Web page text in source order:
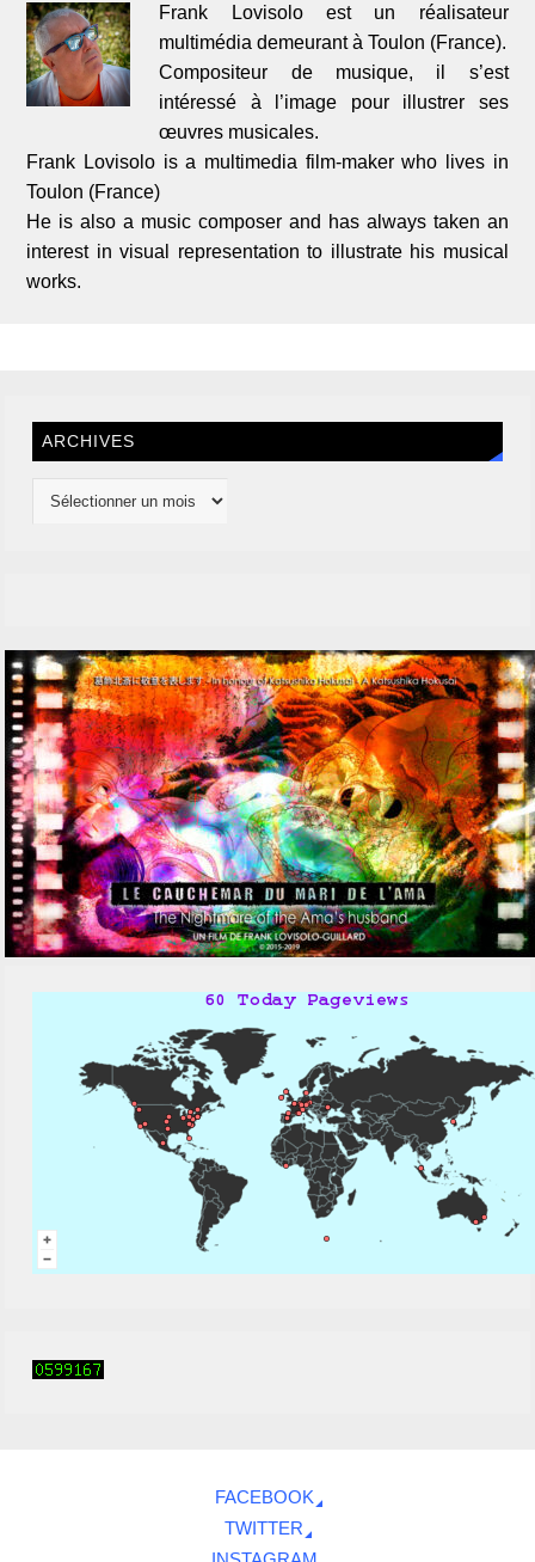
Frank Lovisolo est un réalisateur
multimédia demeurant à Toulon (France).
Compositeur de musique, il s’est
intéressé à l’image pour illustrer ses
œuvres musicales.
Frank Lovisolo is a multimedia film-maker who lives in
Toulon (France)
He is also a music composer and has always taken an
interest in visual representation to illustrate his musical
works.
ARCHIVES
FACEBOOK
TWITTER